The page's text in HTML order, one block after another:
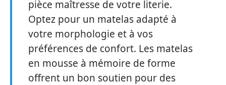
pièce maîtresse de votre literie.
Optez pour un matelas adapté à
votre morphologie et à vos
préférences de confort. Les matelas
en mousse à mémoire de forme
offrent un bon soutien pour des